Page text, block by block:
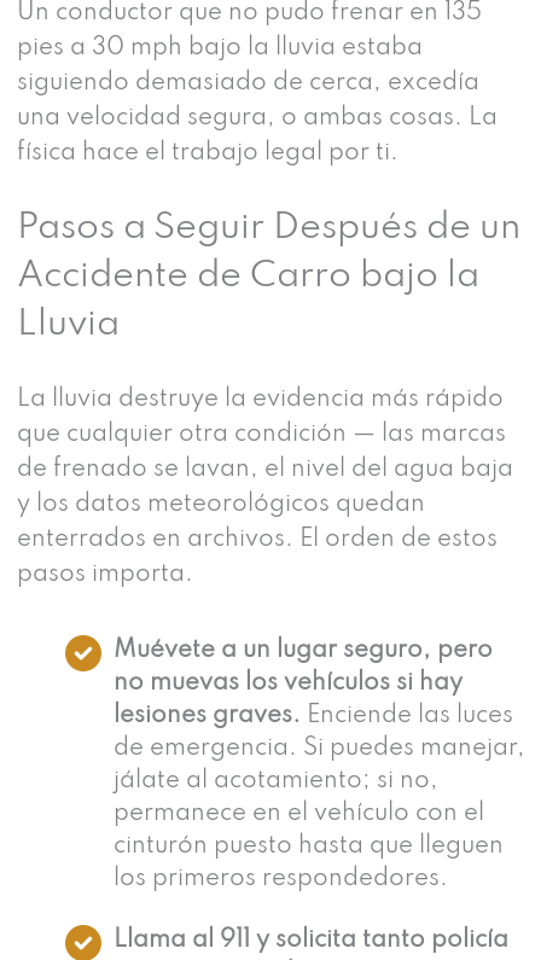
Un conductor que no pudo frenar en 135
pies a 30 mph bajo la lluvia estaba
siguiendo demasiado de cerca, excedía
una velocidad segura, o ambas cosas. La
física hace el trabajo legal por ti.
Pasos a Seguir Después de un
Accidente de Carro bajo la
Lluvia
La lluvia destruye la evidencia más rápido
que cualquier otra condición — las marcas
de frenado se lavan, el nivel del agua baja
y los datos meteorológicos quedan
enterrados en archivos. El orden de estos
pasos importa.
Muévete a un lugar seguro, pero
no muevas los vehículos si hay
lesiones graves. Enciende las luces
de emergencia. Si puedes manejar,
jálate al acotamiento; si no,
permanece en el vehículo con el
cinturón puesto hasta que lleguen
los primeros respondedores.
Llama al 911 y solicita tanto policía